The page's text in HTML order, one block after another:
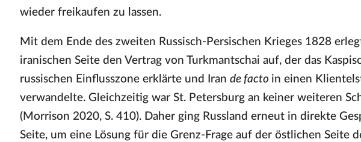
wieder freikaufen zu lassen.
Mit dem Ende des zweiten Russisch-Persischen Krieges 1828
iranischen Seite den Vertrag von Turkmantschai auf, der das
russischen Einflusszone erklärte und Irande facto in einen
verwandelte. Gleichzeitig war St. Petersburg an keiner weiteren
(Morrison 2020, S. 410). Daher ging Russland erneut in direkte
Seite, um eine Lösung für die Grenz-Frage auf der östlichen Seite